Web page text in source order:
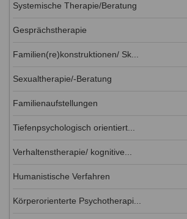
Systemische Therapie/Beratung
Gesprächstherapie
Familien(re)konstruktionen/ Sk...
Sexualtherapie/-Beratung
Familienaufstellungen
Tiefenpsychologisch orientiert...
Verhaltenstherapie/ kognitive...
Humanistische Verfahren
Körperorienterte Psychotherapi...